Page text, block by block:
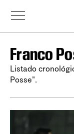
Franco
Listado
Posse".